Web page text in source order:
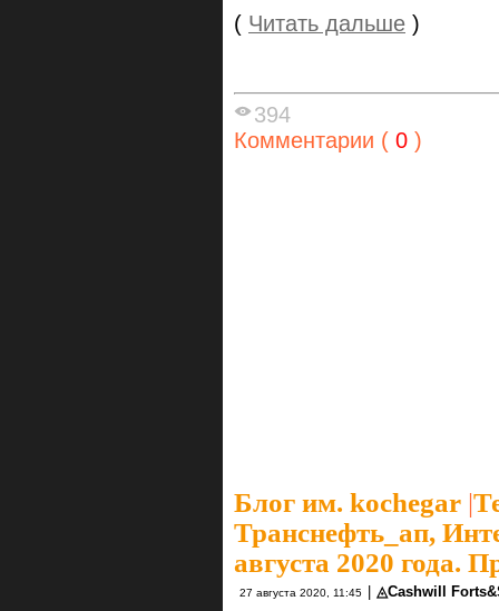
( Читать дальше )
394
Комментарии ( 0 )
Блог им. kochegar |
Транснефть_ап,
августа 2020 года.
27 августа 2020, 11:45 ◬Cashwill